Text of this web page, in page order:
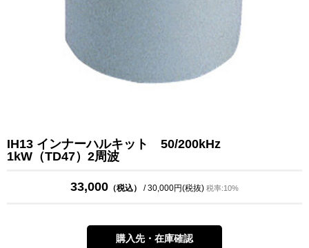
IH13 インナーハルキット 50/200kHz
1kW（TD47）2周波
33,000 （税込） / 30,000円(税抜) 税率:10%
購入先・在庫確認